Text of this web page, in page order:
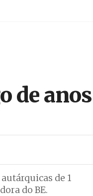
de
de 1
do BE.